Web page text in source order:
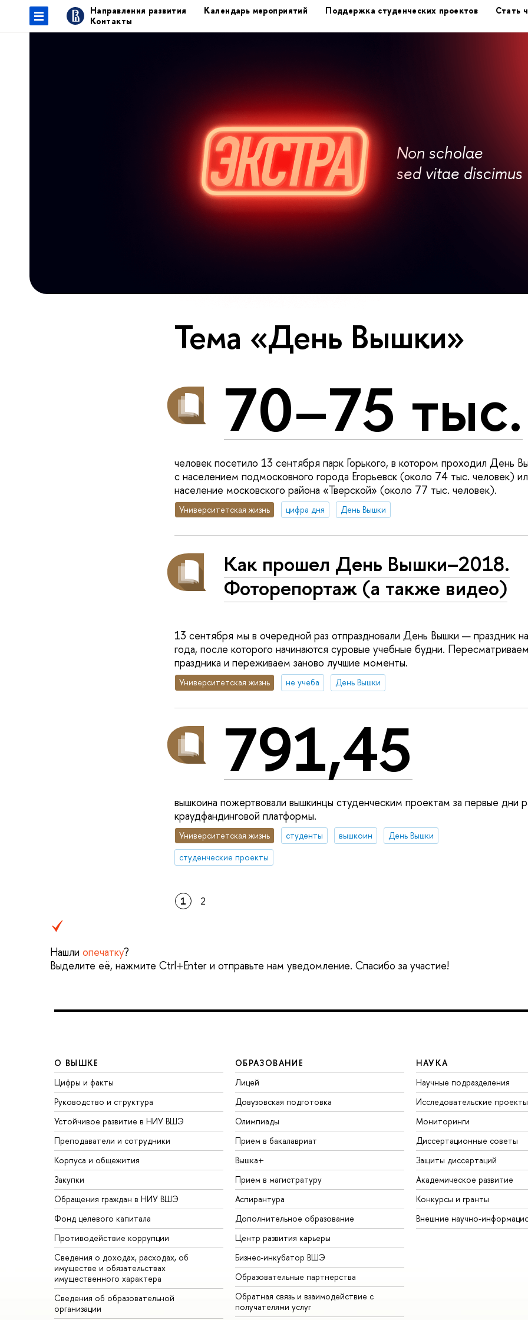
Направления развития Календарь мероприятий Поддержка студенческих проектов
Стать
Контакты
Non scholae
sed vitae discimus
Тема «День Вышки»
70–75 тыс.
человек посетило 13 сентября парк Горького, в котором проходил День
с населением подмосковного города Егорьевск (около 74 тыс. человек)
население московского района «Тверской» (около 77 тыс. человек).
Университетская жизнь цифра дня День Вышки
Как прошел День Вышки–2018.
Фоторепортаж (а также видео)
13 сентября мы в очередной раз отпраздновали День Вышки — праздник
года, после которого начинаются суровые учебные будни.
праздника и переживаем заново лучшие моменты.
Университетская жизнь не учеба День Вышки
791,45
вышкоина пожертвовали вышкинцы студенческим проектам за первые дни
краудфандинговой платформы.
Университетская жизнь студенты вышкоин
День Вышки
студенческие проекты
1 2
Нашли опечатку?
Выделите её, нажмите Ctrl+Enter и отправьте нам уведомление. Спасибо за участие!
О ВЫШКЕ
Цифры и факты
Руководство и структура
Устойчивое развитие в НИУ ВШЭ
Преподаватели и сотрудники
Корпуса и общежития
Закупки
Обращения граждан в НИУ ВШЭ
Фонд целевого капитала
Противодействие коррупции
Сведения о доходах, расходах, об
имуществе и обязательствах
имущественного характера
Сведения об образовательной
организации
ОБРАЗОВАНИЕ
Лицей
Довузовская подготовка
Олимпиады
Прием в бакалавриат
Вышка+
Прием в магистратуру
Аспирантура
Дополнительное образование
Центр развития карьеры
Бизнес-инкубатор ВШЭ
Образовательные партнерства
Обратная связь и взаимодействие с
получателями услуг
НАУКА
Научные подразделения
Исследовательские проекты
Мониторинги
Диссертационные советы
Защиты диссертаций
Академическое развитие
Конкурсы и гранты
Внешние научно-